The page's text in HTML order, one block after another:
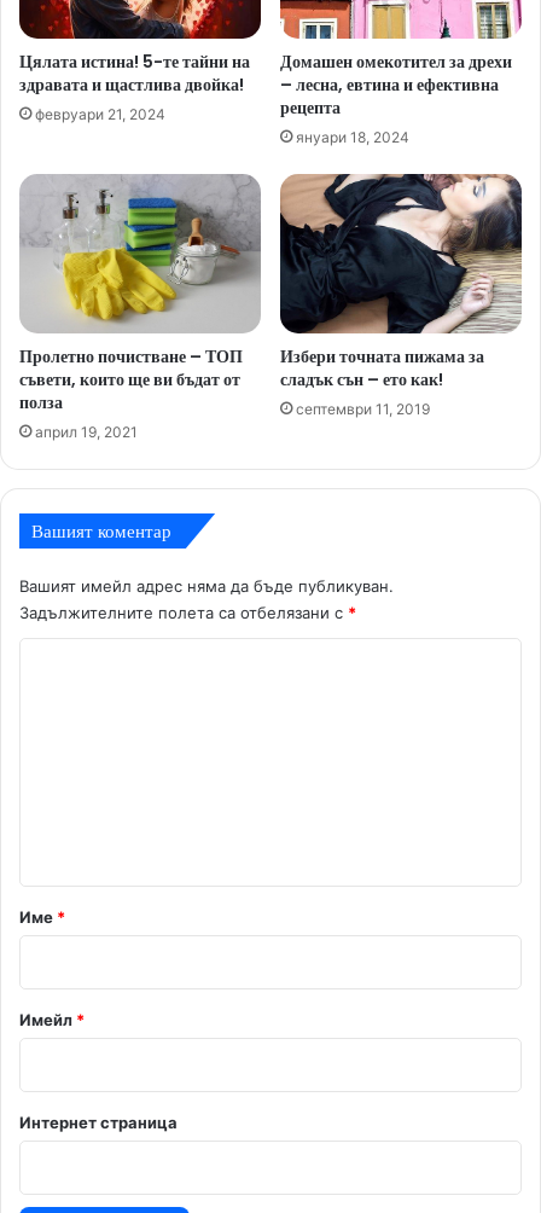
Цялата истина! 5-те тайни на
здравата и щастлива двойка!
февруари 21, 2024
Домашен омекотител за дрехи
– лесна, евтина и ефективна
рецепта
януари 18, 2024
Пролетно почистване – ТОП
съвети, които ще ви бъдат от
полза
април 19, 2021
Избери точната пижама за
сладък сън – ето как!
септември 11, 2019
Вашият коментар
Вашият имейл адрес няма да бъде публикуван.
Задължителните полета са отбелязани с *
р
*
Име *
Имейл *
Интернет страница